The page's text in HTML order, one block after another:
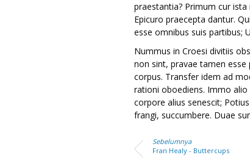
praestantia? Primum cur
Epicuro praecepta dantur.
esse omnibus suis partibus;
Nummus in Croesi divitiis
non sint, pravae tamen
corpus. Transfer idem ad
rationi oboediens. Immo alio
corpore alius senescit;
frangi, succumbere. Duae
Sebelumnya
Fran Healy - Buttercups